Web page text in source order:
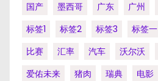
国产
墨西哥 广东 广州
标签1
标签2 标签3 标签一
比赛
汇率 汽车 沃尔沃
爱佑未来
猪肉 瑞典 电影